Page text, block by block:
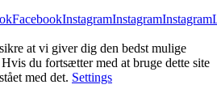
FacebookInstagramInstagramInstagram
at vi giver dig den bedst mulige
du fortsætter med at bruge dette site
med det. Settings